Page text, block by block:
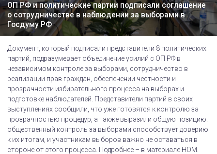
ОП РФ и политические партии подписали соглашение
о сотрудничестве в наблюдении за выборами в
Госдуму РФ
Документ, который подписали представители 8 политических
партий, подразумевает объединение усилий с ОП РФ в
независимом контроле за выборами, сотрудничество в
реализации прав граждан, обеспечении честности и
прозрачности избирательного процесса на выборах и
подготовке наблюдателей. Представители партий в своих
выступлениях сообщили, что уже готовятся к контролю за
прозрачностью процедур, а также выразили общую позицию:
общественный контроль за выборами способствует доверию
к их итогам, и участникам выборов важно не оставаться в
стороне от этого процесса. Подробнее – в материале НОМ.